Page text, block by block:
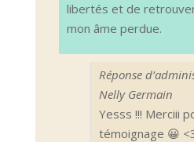
libertés et de
mon âme perdue.
Réponse
Nelly Germain
Yesss !!! Merciii
témoignage 😀